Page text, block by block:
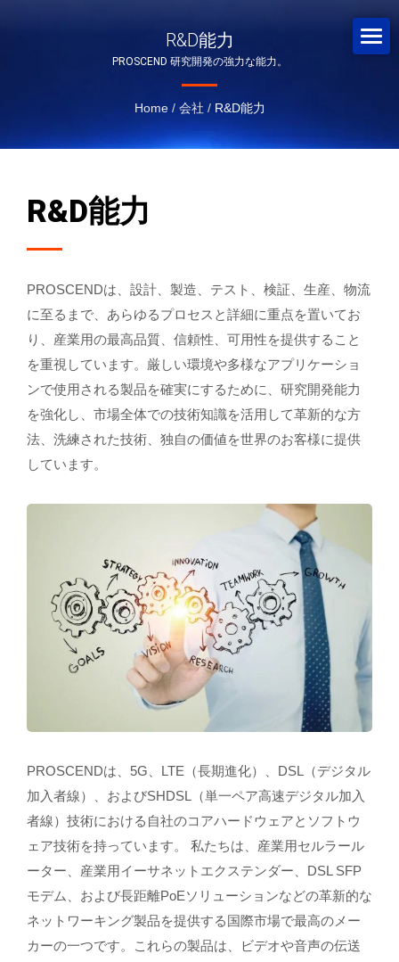
R&D能力
PROSCEND 研究開発の強力な能力。
Home / 会社 / R&D能力
R&D能力
PROSCENDは、設計、製造、テスト、検証、生産、物流
に至るまで、あらゆるプロセスと詳細に重点を置いてお
り、産業用の最高品質、信頼性、可用性を提供すること
を重視しています。厳しい環境や多様なアプリケーショ
ンで使用される製品を確実にするために、研究開発能力
を強化し、市場全体での技術知識を活用して革新的な方
法、洗練された技術、独自の価値を世界のお客様に提供
しています。
PROSCENDは、5G、LTE（長期進化）、DSL（デジタル
加入者線）、およびSHDSL（単一ペア高速デジタル加入
者線）技術における自社のコアハードウェアとソフトウ
ェア技術を持っています。 私たちは、産業用セルラール
ーター、産業用イーサネットエクステンダー、DSL SFP
モデム、および長距離PoEソリューションなどの革新的な
ネットワーキング製品を提供する国際市場で最高のメー
カーの一つです。これらの製品は、ビデオや音声の伝送